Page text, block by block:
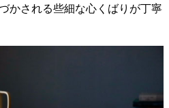
かされる些細な心くばりが丁寧